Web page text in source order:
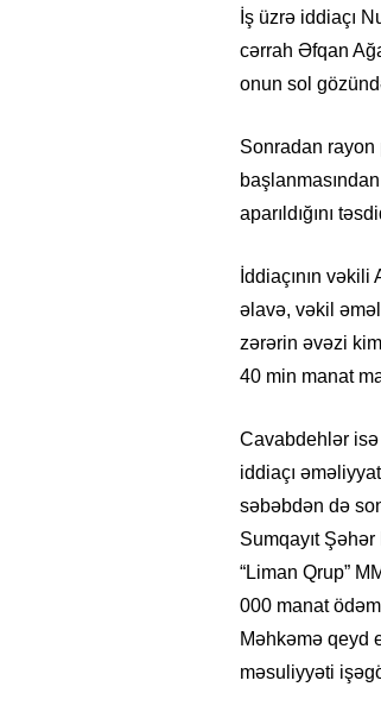
İş üzrə iddiaçı
cərrah Əfqan
onun sol
Sonradan rayon
aparıldığını
İddiaçının
əlavə, vəkil
zərərin əvəzi
40 min manat
Cavabdehlər
iddiaçı
səbəbdən də
Sumqayıt
“Liman Qrup”
000 manat
Məhkəmə qeyd
məsuliyyəti